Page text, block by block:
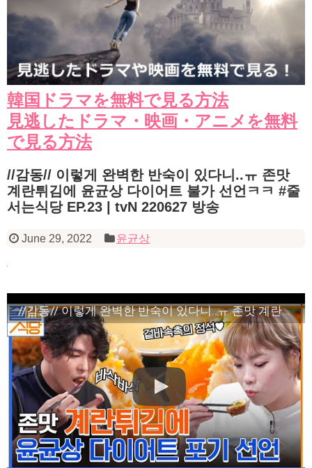
韓国ドラマを無料で見る方法
見逃したドラマ・映画・アニメを無料
で見る方法
//감동// 이렇게 완벽한 반숙이 있다니..ㅠ 존맛
계란튀김에 윤균상 다이어트 불가 선언ㅋㅋ #줄
서는식당 EP.23 | tvN 220627 방송
June 29, 2022 윤균상
//감동// 이렇게 완벽한 반숙이 있다니..ㅠ 존맛 계란튀김에 윤균상 다이어트 불가 선언ㅋㅋ #줄서는식당 EP.23 | tvN 220627 방송